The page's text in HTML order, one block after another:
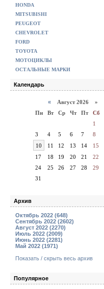
HONDA
MITSUBISHI
PEUGEOT
CHEVROLET
FORD
TOYOTA
МОТОЦИКЛЫ
ОСТАЛЬНЫЕ МАРКИ
Календарь
« Август 2026 »
Пн
Вт Ср Чт Пт Сб
1
3
4 5 6 7 8
10
11 12 13 14 15
17
18 19 20 21 22
24
25 26 27 28 29
31
Архив
Октябрь 2022 (648)
Сентябрь 2022 (2602)
Август 2022 (2270)
Июль 2022 (2009)
Июнь 2022 (2281)
Май 2022 (1971)
Показать / скрыть весь архив
Популярное